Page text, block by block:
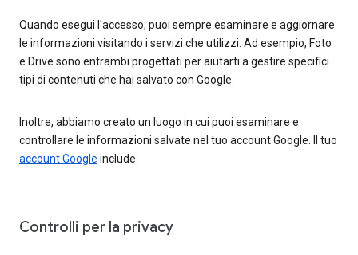
Quando esegui l'accesso, puoi sempre esaminare e aggiornare
le informazioni visitando i servizi che utilizzi. Ad esempio, Foto
e Drive sono entrambi progettati per aiutarti a gestire specifici
tipi di contenuti che hai salvato con Google.
Inoltre, abbiamo creato un luogo in cui puoi esaminare e
controllare le informazioni salvate nel tuo account Google. Il tuo
account Google include:
Controlli per la privacy